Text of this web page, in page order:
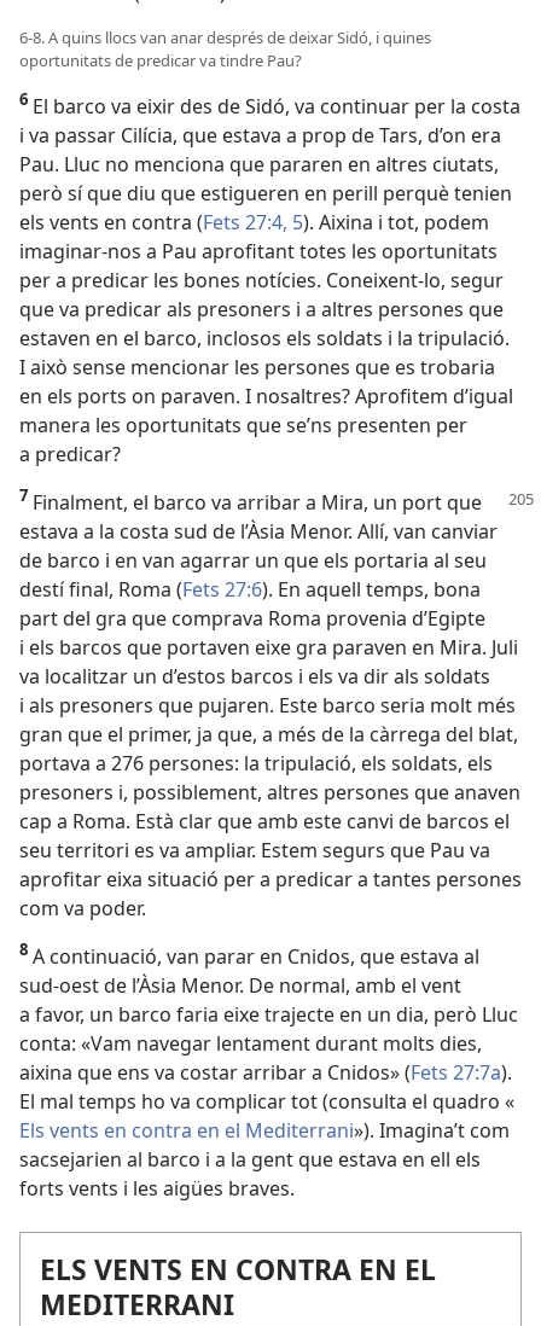
6-8. A quins llocs van anar després de deixar Sidó, i quines
oportunitats de predicar va tindre Pau?
6 El barco va eixir des de Sidó, va continuar per la costa
i va passar Cilícia, que estava a prop de Tars, d’on era
Pau. Lluc no menciona que pararen en altres ciutats,
però sí que diu que estigueren en perill perquè tenien
els vents en contra (Fets 27:4, 5). Aixina i tot, podem
imaginar-nos a Pau aprofitant totes les oportunitats
per a predicar les bones notícies. Coneixent-lo, segur
que va predicar als presoners i a altres persones que
estaven en el barco, inclosos els soldats i la tripulació.
I això sense mencionar les persones que es trobaria
en els ports on paraven. I nosaltres? Aprofitem d’igual
manera les oportunitats que se’ns presenten per
a predicar?
7 Finalment, el barco va arribar a Mira, un port que
estava a la costa sud de l’Àsia Menor. Allí, van canviar
de barco i en van agarrar un que els portaria al seu
destí final, Roma (Fets 27:6). En aquell temps, bona
part del gra que comprava Roma provenia d’Egipte
i els barcos que portaven eixe gra paraven en Mira. Juli
va localitzar un d’estos barcos i els va dir als soldats
i als presoners que pujaren. Este barco seria molt més
gran que el primer, ja que, a més de la càrrega del blat,
portava a 276 persones: la tripulació, els soldats, els
presoners i, possiblement, altres persones que anaven
cap a Roma. Està clar que amb este canvi de barcos el
seu territori es va ampliar. Estem segurs que Pau va
aprofitar eixa situació per a predicar a tantes persones
com va poder.
8 A continuació, van parar en Cnidos, que estava al
sud-oest de l’Àsia Menor. De normal, amb el vent
a favor, un barco faria eixe trajecte en un dia, però Lluc
conta: «Vam navegar lentament durant molts dies,
aixina que ens va costar arribar a Cnidos» (Fets 27:7a).
El mal temps ho va complicar tot (consulta el quadro «
Els vents en contra en el Mediterrani»). Imagina’t com
sacsejarien al barco i a la gent que estava en ell els
forts vents i les aigües braves.
ELS VENTS EN CONTRA EN EL
MEDITERRANI